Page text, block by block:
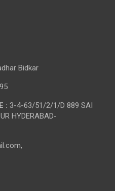
Bidkar
: 3-4-63/51/2/1/D 889 SAI
HYDERABAD-